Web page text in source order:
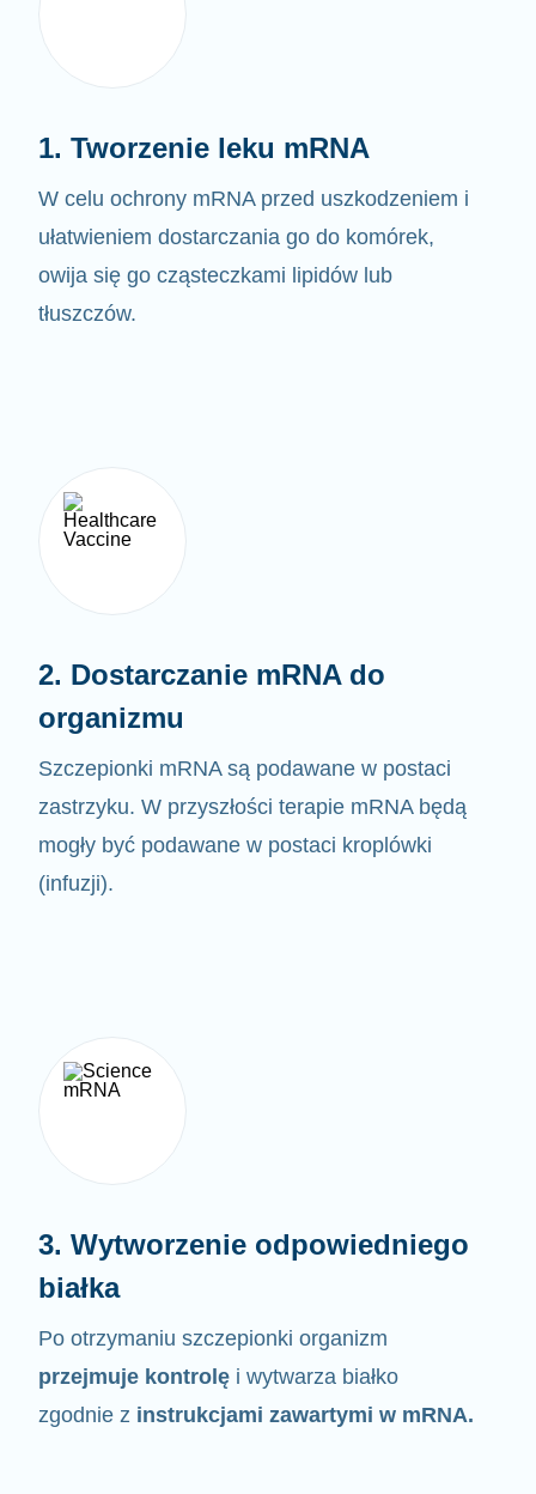
W celu ochrony mRNA przed uszkodzeniem i
ułatwieniem dostarczania go do komórek,
owija się go cząsteczkami lipidów lub
tłuszczów.
organizmu
Szczepionki mRNA są podawane w postaci
zastrzyku. W przyszłości terapie mRNA będą
mogły być podawane w postaci kroplówki
(infuzji).
białka
Po otrzymaniu szczepionki organizm
przejmuje kontrolęi wytwarza białko
zgodnie zinstrukcjami zawartymi wmRNA.